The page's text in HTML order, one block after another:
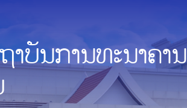
ບັນການທະນາຄານ